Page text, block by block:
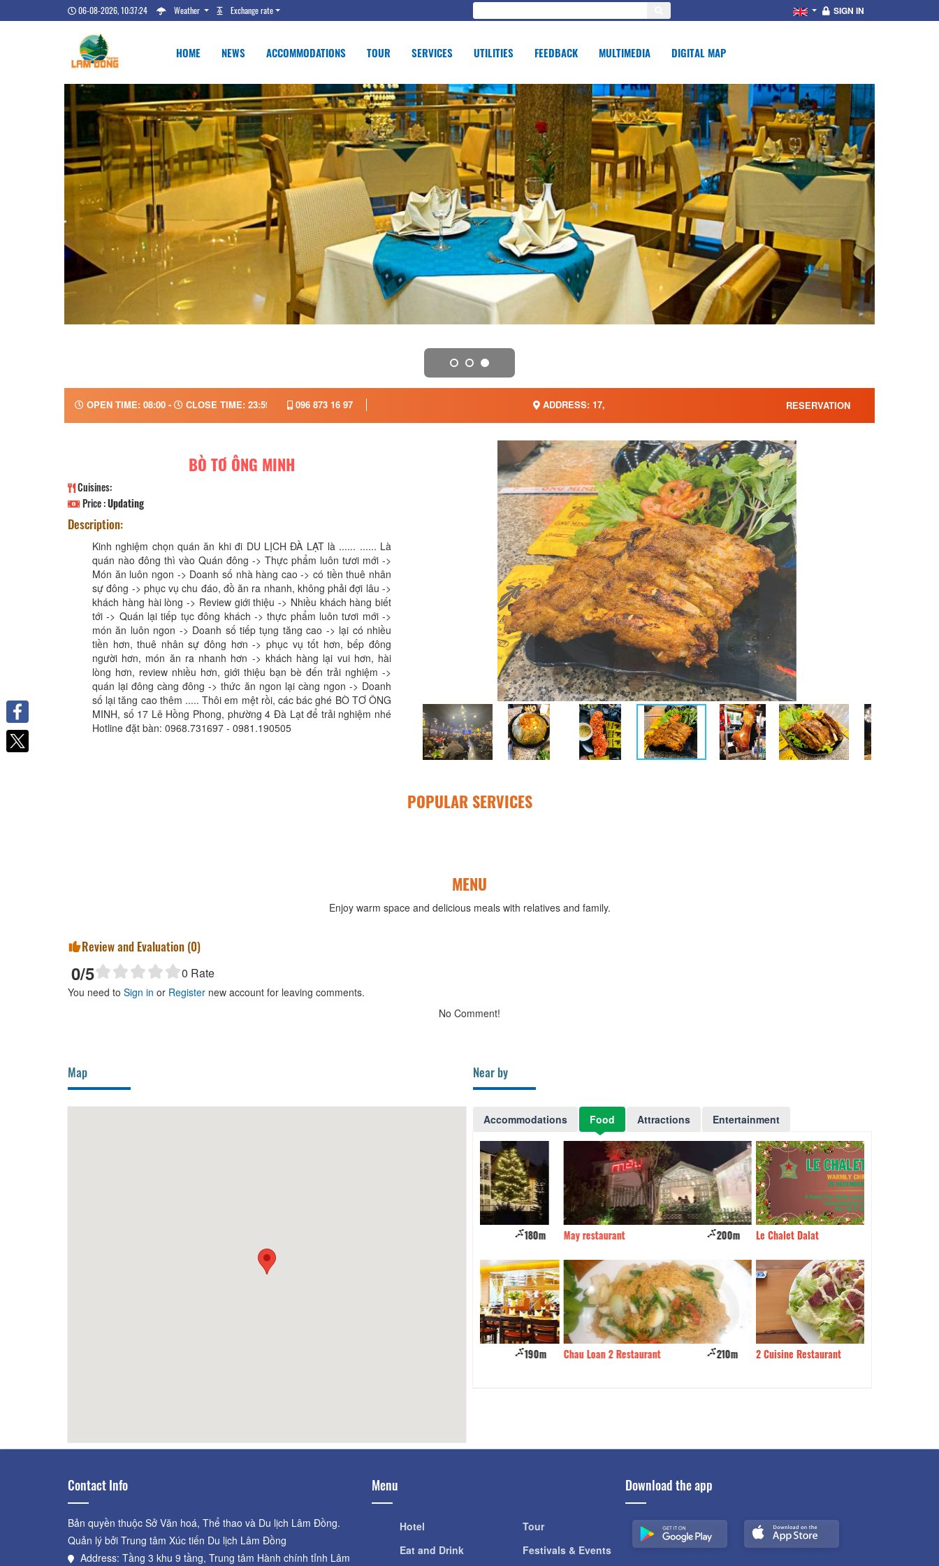
06-08-2026, 10:37:25 Weather Exchange rate SIGN IN
HOME NEWS ACCOMMODATIONS TOUR SERVICES UTILITIES FEEDBACK MULTIMEDIA DIGITAL MAP
OPEN TIME: 08:00 - CLOSE TIME: 23:59 096 873 16 97 ADDRESS: 17, RESERVATION
BÒ TƠ ÔNG MINH
Cuisines:
Price :Updating
Description:
Kinh nghiệm chọn quán ăn khi đi DU LỊCH ĐÀ LẠT là ...... ...... Là
quán nào đông thì vào Quán đông -> Thực phẩm luôn tươi mới ->
Món ăn luôn ngon -> Doanh số nhà hàng cao -> có tiền thuê nhân
sự đông -> phục vụ chu đáo, đồ ăn ra nhanh, không phải đợi lâu ->
khách hàng hài lòng -> Review giới thiệu -> Nhiều khách hàng biết
tới -> Quán lại tiếp tục đông khách -> thực phẩm luôn tươi mới ->
món ăn luôn ngon -> Doanh số tiếp tụng tăng cao -> lại có nhiều
tiền hơn, thuê nhân sự đông hơn -> phục vụ tốt hơn, bếp đông
người hơn, món ăn ra nhanh hơn -> khách hàng lại vui hơn, hài
lòng hơn, review nhiều hơn, giới thiệu bạn bè đến trải nghiệm ->
quán lại đông càng đông -> thức ăn ngon lại càng ngon -> Doanh
số lại tăng cao thêm ..... Thôi em mệt rồi, các bác ghé BÒ TƠ ÔNG
MINH, số 17 Lê Hồng Phong, phường 4 Đà Lạt để trải nghiệm nhé
Hotline đặt bàn: 0968.731697 - 0981.190505
POPULAR SERVICES
MENU
Enjoy warm space and delicious meals with relatives and family.
Review and Evaluation (0)
0/5 0 Rate
You need to Sign in or Register new account for leaving comments.
No Comment!
Map Near by
Accommodations Food Attractions Entertainment
May restaurant
Chau Loan 2 Restaurant 210m
Le Chalet Dalat
2 Cuisine Restaurant 240m
Contact Info
Bản quyền thuộc Sở Văn hoá, Thể thao và Du lịch Lâm Đồng.
Quản lý bởi Trung tâm Xúc tiến Du lịch Lâm Đồng
Address: Tầng 3 khu 9 tầng, Trung tâm Hành chính tỉnh Lâm
Menu
Hotel
Eat and Drink
Tour
Festivals & Events
Download the app
Facebook